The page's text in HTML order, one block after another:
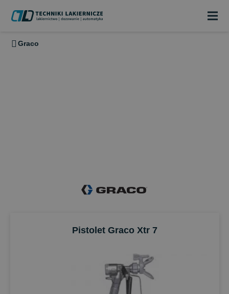
Graco
Pistolet Graco Xtr 7